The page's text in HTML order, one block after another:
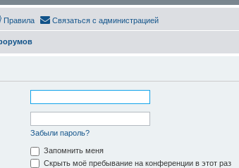
Правила Связаться с администрацией
Забыли пароль?
Запомнить меня
Скрыть моё пребывание на конференции в этот раз